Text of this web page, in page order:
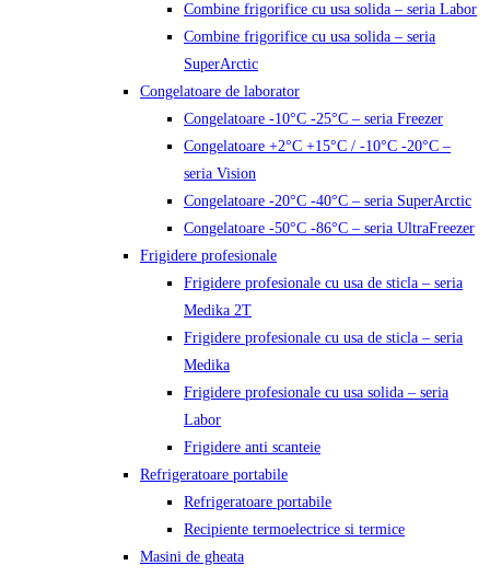
Combine frigorifice cu usa solida – seria Labor
Combine frigorifice cu usa solida – seria
SuperArctic
Congelatoare de laborator
Congelatoare -10°C -25°C – seria Freezer
Congelatoare +2°C +15°C / -10°C -20°C –
seria Vision
Congelatoare -20°C -40°C – seria SuperArctic
Congelatoare -50°C -86°C – seria UltraFreezer
Frigidere profesionale
Frigidere profesionale cu usa de sticla – seria
Medika 2T
Frigidere profesionale cu usa de sticla – seria
Medika
Frigidere profesionale cu usa solida – seria
Labor
Frigidere anti scanteie
Refrigeratoare portabile
Refrigeratoare portabile
Recipiente termoelectrice si termice
Masini de gheata